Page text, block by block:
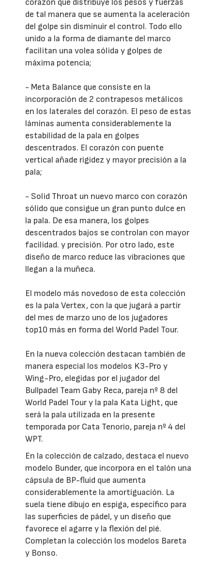
corazón que distribuye los pesos y fuerzas
de tal manera que se aumenta la aceleración
del golpe sin disminuir el control. Todo ello
unido a la forma de diamante del marco
facilitan una volea sólida y golpes de
máxima potencia;
- Meta Balance que consiste en la
incorporación de 2 contrapesos metálicos
en los laterales del corazón. El peso de estas
láminas aumenta considerablemente la
estabilidad de la pala en golpes
descentrados. El corazón con puente
vertical añade rigidez y mayor precisión a la
pala;
- Solid Throat un nuevo marco con corazón
sólido que consigue un gran punto dulce en
la pala. De esa manera, los golpes
descentrados bajos se controlan con mayor
facilidad. y precisión. Por otro lado, este
diseño de marco reduce las vibraciones que
llegan a la muñeca.
El modelo más novedoso de esta colección
es la pala Vertex, con la que jugará a partir
del mes de marzo uno de los jugadores
top10 más en forma del World Padel Tour.
En la nueva colección destacan también de
manera especial los modelos K3-Pro y
Wing-Pro, elegidas por el jugador del
Bullpadel Team Gaby Reca, pareja nº 8 del
World Padel Tour y la pala Kata Light, que
será la pala utilizada en la presente
temporada por Cata Tenorio, pareja nº 4 del
WPT.
En la colección de calzado, destaca el nuevo
modelo Bunder, que incorpora en el talón una
cápsula de BP-fluid que aumenta
considerablemente la amortiguación. La
suela tiene dibujo en espiga, específico para
las superficies de pádel, y un diseño que
favorece el agarre y la flexión del pié.
Completan la colección los modelos Bareta
y Bonso.